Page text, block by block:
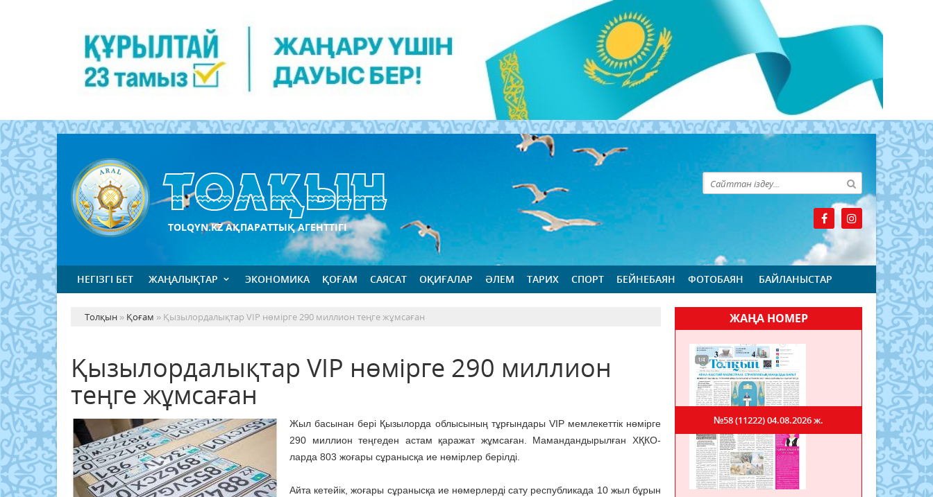
TOLQYN.KZ АҚПАРАТТЫҚ АГЕНТТІГІ
НЕГІЗГІ БЕТ ЖАҢАЛЫҚТАР ЭКОНОМИКА ҚОҒАМ САЯСАТ ОҚИҒАЛАР ӘЛЕМ ТАРИХ СПОРТ БЕЙНЕБАЯН ФОТОБАЯН БАЙЛАНЫСТАР
Толқын » Қоғам » Қызылордалықтар VIP нөмірге 290 миллион теңге жұмсаған
Қызылордалықтар VIP нөмірге 290 миллион
теңге жұмсаған
Жыл басынан бері Қызылорда облысының тұрғындары VIP мемлекеттік нөмірге
290 миллион теңгеден астам қаражат жұмсаған. Мамандандырылған ХҚКО-
ларда 803 жоғары сұранысқа ие нөмірлер берілді.
Айта кетейік, жоғары сұранысқа ие нөмерлерді сату республикада 10 жыл бұрын
ЖАҢА НОМЕР
№58 (11222)04.08.2026 ж.